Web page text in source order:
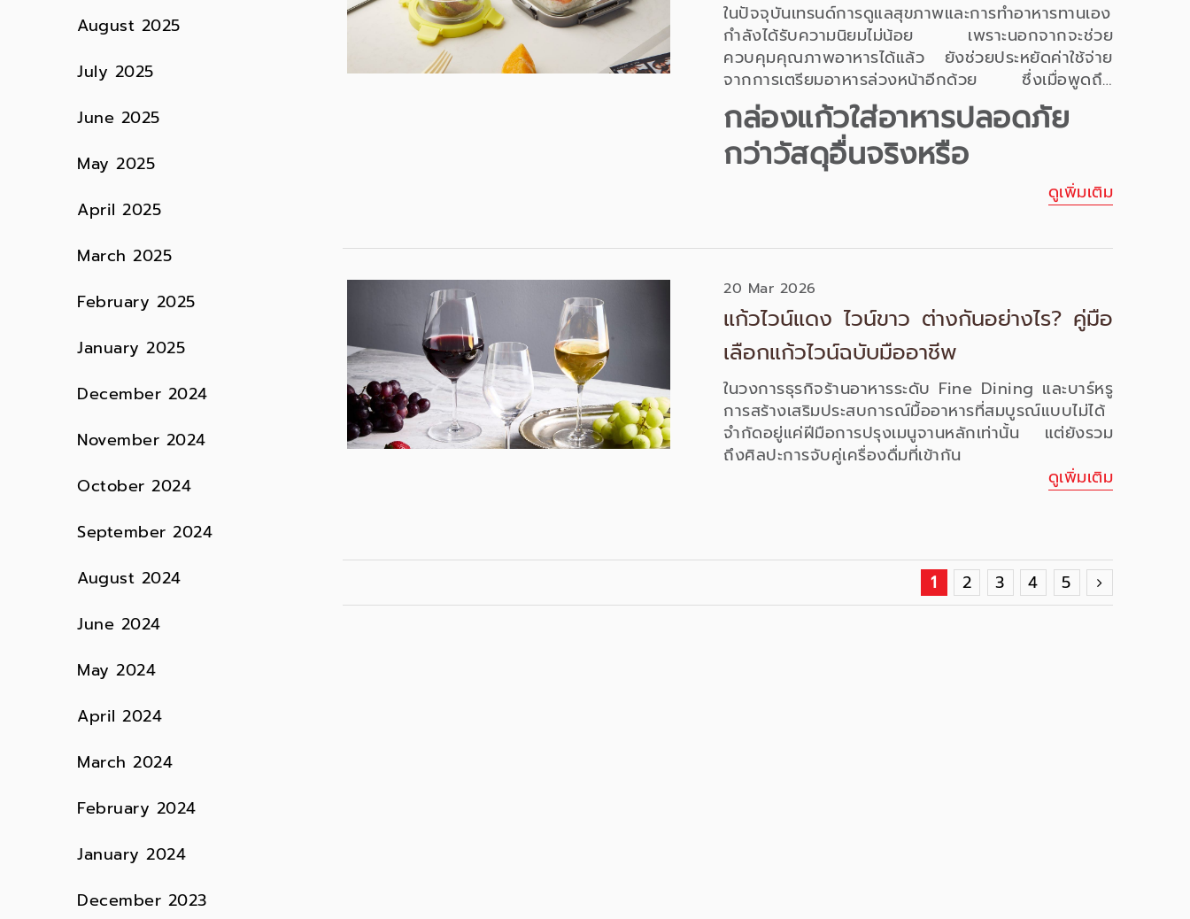
ในปัจจุบันเทรนด์การดูแลสุขภาพและการทำอาหารทานเอง
กำลังได้รับความนิยมไม่น้อย เพราะนอกจากจะช่วย
ควบคุมคุณภาพอาหารได้แล้ว ยังช่วยประหยัดค่าใช้จ่าย
จากการเตรียมอาหารล่วงหน้าอีกด้วย ซึ่งเมื่อพูดถึง
การเตรียมและจัดเก็บอาหาร นอกจากเมนูที่เลือกสรรแล้ว
การเลือก “บรรจุภัณฑ์” ที่ดีและมีคุณภาพก็เป็นจุดสำคัญ
โดยเฉพาะการเลือกระหว่างกล่องเก็บอาหาร
แก้ว แบบไหนดีกว่ากัน? แล้วกล่องแก้วใส่อาหารจะดีจริง
กล่องแก้วใส่อาหารปลอดภัย
กว่าวัสดุอื่นจริงหรือ
ดูเพิ่มเติม
20 Mar 2026
แก้วไวน์แดง ไวน์ขาว ต่างกันอย่างไร? คู่มือ
เลือกแก้วไวน์ฉบับมืออาชีพ
ในวงการธุรกิจร้านอาหารระดับ Fine Dining และบาร์หรู
การสร้างเสริมประสบการณ์มื้ออาหารที่สมบูรณ์แบบไม่ได้
จำกัดอยู่แค่ฝีมือการปรุงเมนูจานหลักเท่านั้น แต่ยังรวม
ถึงศิลปะการจับคู่เครื่องดื่มที่เข้ากัน
ดูเพิ่มเติม
1 2 3 4 5
August 2025
July 2025
June 2025
May 2025
April 2025
March 2025
February 2025
January 2025
December 2024
November 2024
October 2024
September 2024
August 2024
June 2024
May 2024
April 2024
March 2024
February 2024
January 2024
December 2023